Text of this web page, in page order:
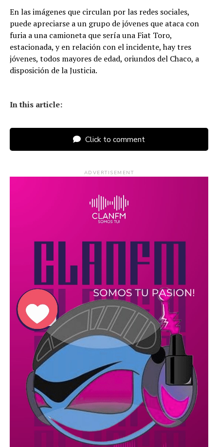
En las imágenes que circulan por las redes sociales,
puede apreciarse a un grupo de jóvenes que ataca con
furia a una camioneta que sería una Fiat Toro,
estacionada, y en relación con el incidente, hay tres
jóvenes, todos mayores de edad, oriundos del Chaco, a
disposición de la Justicia.
In this article:
Click to comment
ADVERTISEMENT